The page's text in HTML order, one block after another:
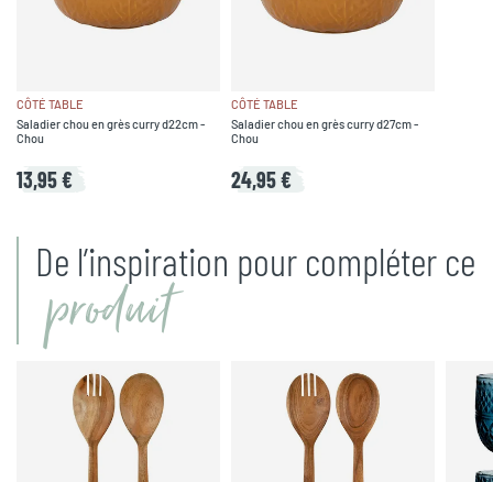
CÔTÉ TABLE
Saladier chou en grès curry d22cm -
Chou
13,95 €
CÔTÉ TABLE
Saladier chou en grès curry d27cm -
Chou
24,95 €
De l’inspiration pour compléter ce
produit